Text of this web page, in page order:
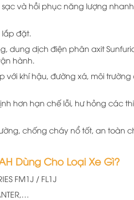
và hồi phục năng lượng
đặt.
dung dịch điện phân axit
hành.
với khí hậu, đường xá, môi trường
hơn hạn chế lỗi, hư hỏng các
chống cháy nổ tốt, an toàn
Dùng Cho Loại Xe Gì?
FM1J / FL1J